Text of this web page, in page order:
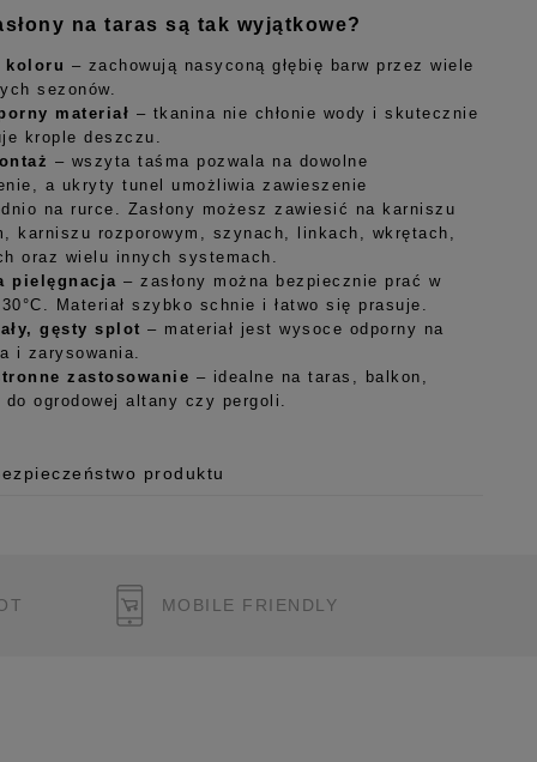
na taras są tak wyjątkowe?
koloru – zachowują nasyconą głębię barw przez wiele
sezonów.
materiał – tkanina nie chłonie wody i skutecznie
krople deszczu.
– wszyta taśma pozwala na dowolne
a ukryty tunel umożliwia zawieszenie
na rurce. Zasłony możesz zawiesić na karniszu
karniszu rozporowym, szynach, linkach, wkrętach,
oraz wielu innych systemach.
pielęgnacja – zasłony można bezpiecznie prać w
Materiał szybko schnie i łatwo się prasuje.
gęsty splot – materiał jest wysoce odporny na
i zarysowania.
zastosowanie – idealne na taras, balkon,
do ogrodowej altany czy pergoli.
produktu
MOBILE FRIENDLY